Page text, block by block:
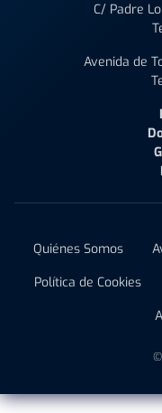
C/ Padre
Avenida de
Quiénes Somos
Política de Cookies
©